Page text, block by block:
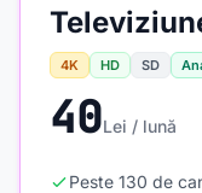
4K HD SD
40Lei / lună
Peste 130 de